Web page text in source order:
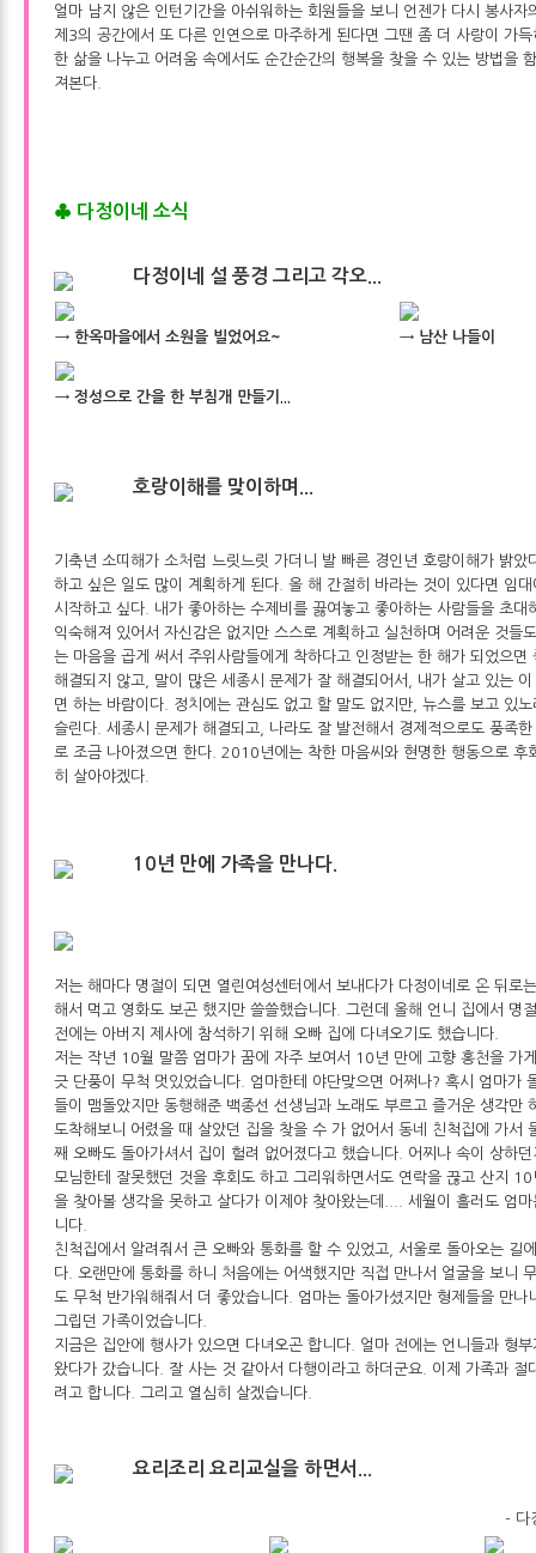
얼마 남지 않은 인턴기간을 아쉬워하는 회원들을 보니 언젠가 다시 봉사자
제3의 공간에서 또 다른 인연으로 마주하게 된다면 그땐 좀 더 사랑이 가
한 삶을 나누고 어려움 속에서도 순간순간의 행복을 찾을 수 있는 방법을
져본다.
♣ 다정이네 소식
다정이네 설 풍경 그리고 각오...
→ 한옥마을에서 소원을 빌었어요~ → 남산 나들이
→ 정성으로 간을 한 부침개 만들기...
호랑이해를 맞이하며...
기축년 소띠해가 소처럼 느릿느릿 가더니 발 빠른 경인년 호랑이해가 밝
하고 싶은 일도 많이 계획하게 된다. 올 해 간절히 바라는 것이 있다면 임
시작하고 싶다. 내가 좋아하는 수제비를 끓여놓고 좋아하는 사람들을 초대
익숙해져 있어서 자신감은 없지만 스스로 계획하고 실천하며 어려운 것들
는 마음을 곱게 써서 주위사람들에게 착하다고 인정받는 한 해가 되었으면
해결되지 않고, 말이 많은 세종시 문제가 잘 해결되어서, 내가 살고 있는
면 하는 바람이다. 정치에는 관심도 없고 할 말도 없지만, 뉴스를 보고 있
슬린다. 세종시 문제가 해결되고, 나라도 잘 발전해서 경제적으로도 풍족
로 조금 나아졌으면 한다. 2010년에는 착한 마음씨와 현명한 행동으로 후
히 살아야겠다.
10년 만에 가족을 만나다.
저는 해마다 명절이 되면 열린여성센터에서 보내다가 다정이네로 온 뒤로
해서 먹고 영화도 보곤 했지만 쓸쓸했습니다. 그런데 올해 언니 집에서 명
전에는 아버지 제사에 참석하기 위해 오빠 집에 다녀오기도 했습니다.
저는 작년 10월 말쯤 엄마가 꿈에 자주 보여서 10년 만에 고향 홍천을 가
긋 단풍이 무척 멋있었습니다. 엄마한테 야단맞으면 어쩌나? 혹시 엄마가
들이 맴돌았지만 동행해준 백종선 선생님과 노래도 부르고 즐거운 생각만
도착해보니 어렸을 때 살았던 집을 찾을 수 가 없어서 동네 친척집에 가서
째 오빠도 돌아가셔서 집이 헐려 없어졌다고 했습니다. 어찌나 속이 상하
모님한테 잘못했던 것을 후회도 하고 그리워하면서도 연락을 끊고 산지
을 찾아볼 생각을 못하고 살다가 이제야 찾아왔는데.... 세월이 흘러도 엄
니다.
친척집에서 알려줘서 큰 오빠와 통화를 할 수 있었고, 서울로 돌아오는 길
다. 오랜만에 통화를 하니 처음에는 어색했지만 직접 만나서 얼굴을 보니
도 무척 반가워해줘서 더 좋았습니다. 엄마는 돌아가셨지만 형제들을 만나
그립던 가족이었습니다.
지금은 집안에 행사가 있으면 다녀오곤 합니다. 얼마 전에는 언니들과 형
왔다가 갔습니다. 잘 사는 것 같아서 다행이라고 하더군요. 이제 가족과 절
려고 합니다. 그리고 열심히 살겠습니다.
요리조리 요리교실을 하면서...
- 다